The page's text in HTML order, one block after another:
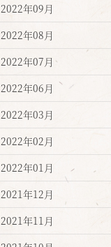
2022年09月
2022年08月
2022年07月
2022年06月
2022年03月
2022年02月
2022年01月
2021年12月
2021年11月